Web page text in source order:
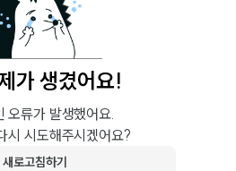
가 생겼어요!
오류가 발생했어요.
시 시도해주시겠어요?
새로고침하기